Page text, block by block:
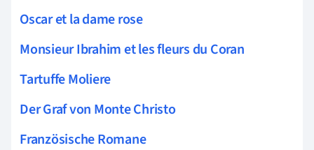
Oscar et la dame rose
Monsieur Ibrahim et les fleurs du Coran
Tartuffe Moliere
Der Graf von Monte Christo
Französische Romane